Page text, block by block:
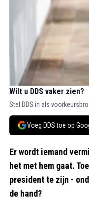
Wilt u DDS vaker zien?
Stel DDS in als
Voeg DDS toe op
Er wordt iemand
het met hem gaat.
president te zijn -
de hand?